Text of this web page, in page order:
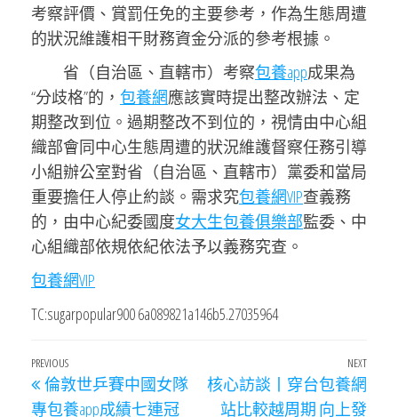
考察評價、賞罰任免的主要參考，作為生態周遭
的狀況維護相干財務資金分派的參考根據。
省（自治區、直轄市）考察包養app成果為
“分歧格”的， 包養網應該實時提出整改辦法、定
期整改到位。過期整改不到位的，視情由中心組
織部會同中心生態周遭的狀況維護督察任務引導
小組辦公室對省（自治區、直轄市）黨委和當局
重要擔任人停止約談。需求究包養網VIP查義務
的，由中心紀委國度女大生包養俱樂部監委、中
心組織部依規依紀依法予以義務究查。
包養網VIP
TC:sugarpopular900 6a089821a146b5.27035964
文
章
Previous
Post
PREVIOUS
倫敦世乒賽中國女隊
專包養app成績七連冠
Next
NEXT
核心訪談丨穿台包養網
站比較越周期 向上發